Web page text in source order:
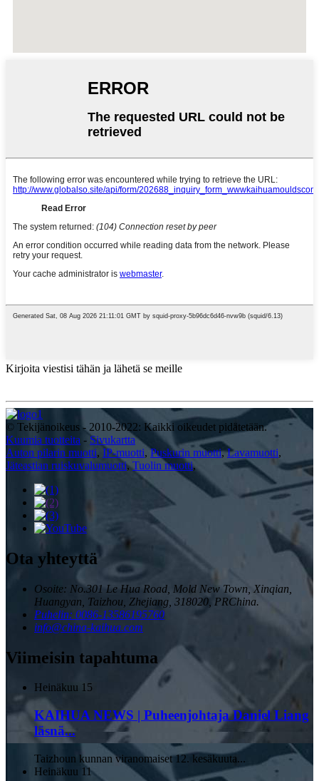
Kirjoita viestisi tähän ja lähetä se meille
© Tekijänoikeus - 2010-2022: Kaikki oikeudet pidätetään.
Kuumia tuotteita - Sivukartta
Auton pilarin muotti, IP-muotti, Puskurin muotti,Lavamuotti,
Jäteastian ruiskuvalumuotti,Tuolin muotti,
Ota yhteyttä
Osoite: No.301 Le Hua Road, Mold New Town, Xinqian,
Huangyan, Taizhou, Zhejiang, 318020, PRChina.
Puhelin: 0086-13586195760
info@china-kaihua.com
Viimeisin tapahtuma
Heinäkuu 15
KAIHUA NEWS | Puheenjohtaja Daniel Liang
läsnä...
Taizhoun kunnan viranomaiset 12. kesäkuuta...
Heinäkuu 11